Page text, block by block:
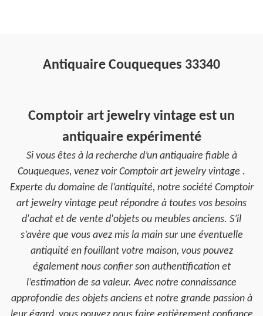
Antiquaire Couqueques 33340
Comptoir art jewelry vintage est un
antiquaire expérimenté
Si vous êtes à la recherche d’un antiquaire fiable à
Couqueques, venez voir Comptoir art jewelry vintage .
Experte du domaine de l’antiquité, notre société Comptoir
art jewelry vintage peut répondre à toutes vos besoins
d'achat et de vente d'objets ou meubles anciens. S’il
s’avère que vous avez mis la main sur une éventuelle
antiquité en fouillant votre maison, vous pouvez
également nous confier son authentification et
l’estimation de sa valeur. Avec notre connaissance
approfondie des objets anciens et notre grande passion à